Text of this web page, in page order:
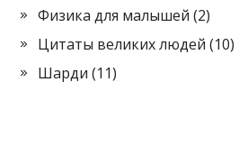
Физика для малышей (2)
Цитаты великих людей (10)
Шарди (11)